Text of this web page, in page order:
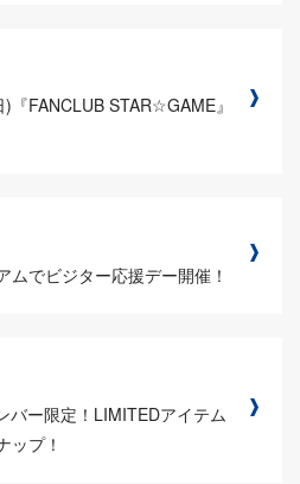
『FANCLUB STAR☆GAME』
ムでビジター応援デー開催！
バー限定！LIMITEDアイテム
ップ！